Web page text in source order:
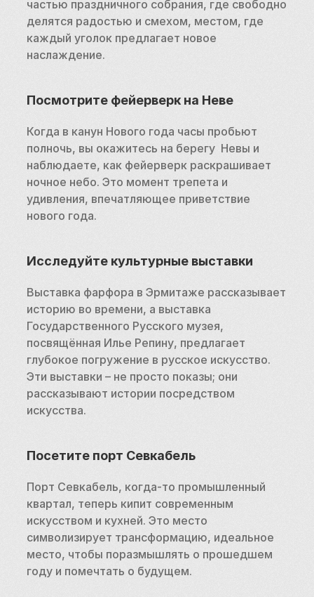
частью праздничного собрания, где свободно
делятся радостью и смехом, местом, где
каждый уголок предлагает новое
наслаждение.
Посмотрите фейерверк на Неве
Когда в канун Нового года часы пробьют
полночь, вы окажитесь на берегу  Невы и
наблюдаете, как фейерверк раскрашивает
ночное небо. Это момент трепета и
удивления, впечатляющее приветствие
нового года.
Исследуйте культурные выставки
Выставка фарфора в Эрмитаже рассказывает
историю во времени, а выставка
Государственного Русского музея,
посвящённая Илье Репину, предлагает
глубокое погружение в русское искусство.
Эти выставки – не просто показы; они
рассказывают истории посредством
искусства.
Посетите порт Севкабель
Порт Севкабель, когда-то промышленный
квартал, теперь кипит современным
искусством и кухней. Это место
символизирует трансформацию, идеальное
место, чтобы поразмышлять о прошедшем
году и помечтать о будущем.